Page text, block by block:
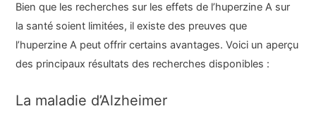
Bien que les recherches sur les effets de l’huperzine A sur
la santé soient limitées, il existe des preuves que
l’huperzine A peut offrir certains avantages. Voici un aperçu
des principaux résultats des recherches disponibles :
La maladie d’Alzheimer